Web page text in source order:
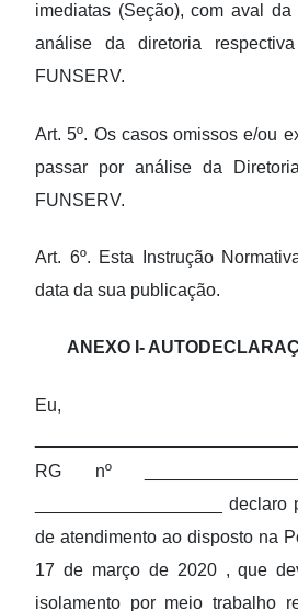
imediatas (Seção), com aval
análise da diretoria
FUNSERV.
Art. 5º. Os casos omissos e/ou
passar por análise da
FUNSERV.
Art. 6º. Esta Instrução
data da sua publicação.
ANEXO I-
Eu,
RG nº
___________________
de atendimento ao disposto na
17 de março de 2020 , que
isolamento por meio trabalho